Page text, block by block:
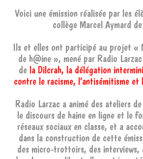
Voici une émission réalisée par les
collège Marcel Aymard
Ils et elles ont participé au projet «
de h@ine », mené par Radio
de la Dilcrah, la délégation
contre le racisme, l’antisémitisme et
Radio Larzac a animé des ateliers
le discours de haine en ligne et le
réseaux sociaux en classe, et a
dans la construction de cette
des micro-trottoirs, des interviews,